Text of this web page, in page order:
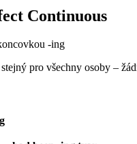
Continuous
-ing
pro všechny osoby –